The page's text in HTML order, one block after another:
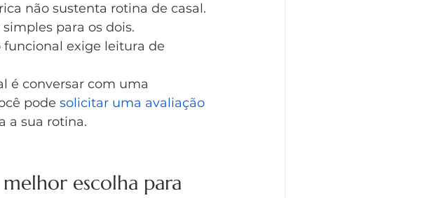
não sustenta rotina de casal.
para os dois.
funcional exige leitura de
é conversar com uma
pode solicitar uma avaliação
a sua rotina.
melhor escolha para